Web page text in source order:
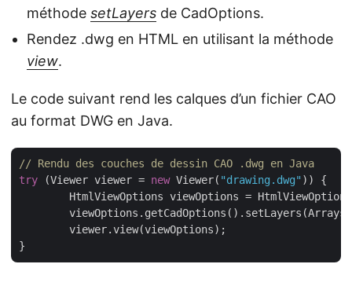
méthode setLayers de CadOptions.
Rendez .dwg en HTML en utilisant la méthode
view.
Le code suivant rend les calques d’un fichier CAO
au format DWG en Java.
// Rendu des couches de dessin CAO .dwg en Java
try (Viewer viewer = new Viewer( "drawing.dwg" )) {